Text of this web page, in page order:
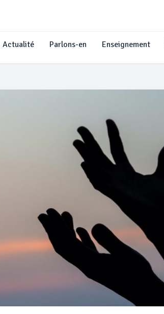
Actualité Parlons-en Enseignement